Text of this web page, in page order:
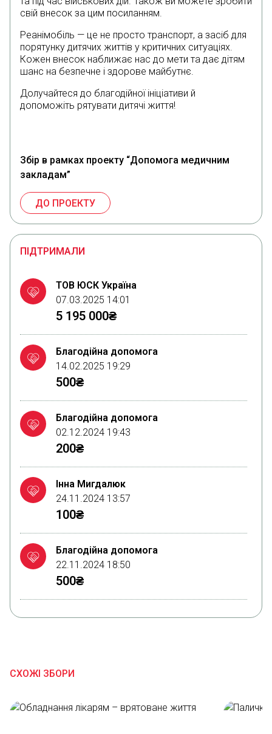
свій внесок за цим посиланням.
Реанімобіль — це не просто транспорт, а засіб для
порятунку дитячих життів у критичних ситуаціях.
Кожен внесок наближає нас до мети та дає дітям
шанс на безпечне і здорове майбутнє.
Долучайтеся до благодійної ініціативи й
допоможіть рятувати дитячі життя!
Збір в рамках проекту “Допомога медичним
закладам”
ДО ПРОЕКТУ
ПІДТРИМАЛИ
ТОВ ЮСК Україна
07.03.2025 14:01
5 195 000₴
Благодійна допомога
14.02.2025 19:29
500₴
Благодійна допомога
02.12.2024 19:43
200₴
Інна Мигдалюк
24.11.2024 13:57
100₴
Благодійна допомога
22.11.2024 18:50
500₴
Благодійна допомога
20₴
СХОЖІ ЗБОРИ